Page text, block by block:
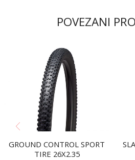
POVEZANI
GROUND CONTROL SPORT
TIRE 26X2.35